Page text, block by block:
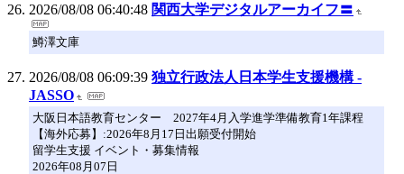
2026/08/08 06:40:48 関西大学デジタルアーカイフ〓
鱒澤文庫
2026/08/08 06:09:39 独立行政法人日本学生支援機構 -
JASSO
大阪日本語教育センター 2027年4月入学進学準備教育1年課程
【海外応募】:2026年8月17日出願受付開始
留学生支援 イベント・募集情報
2026年08月07日